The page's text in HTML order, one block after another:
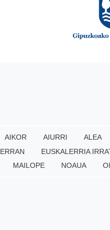
AIKOR AIURRI ALEA
ERRAN EUSKALERRIA
MAILOPE NOAUA